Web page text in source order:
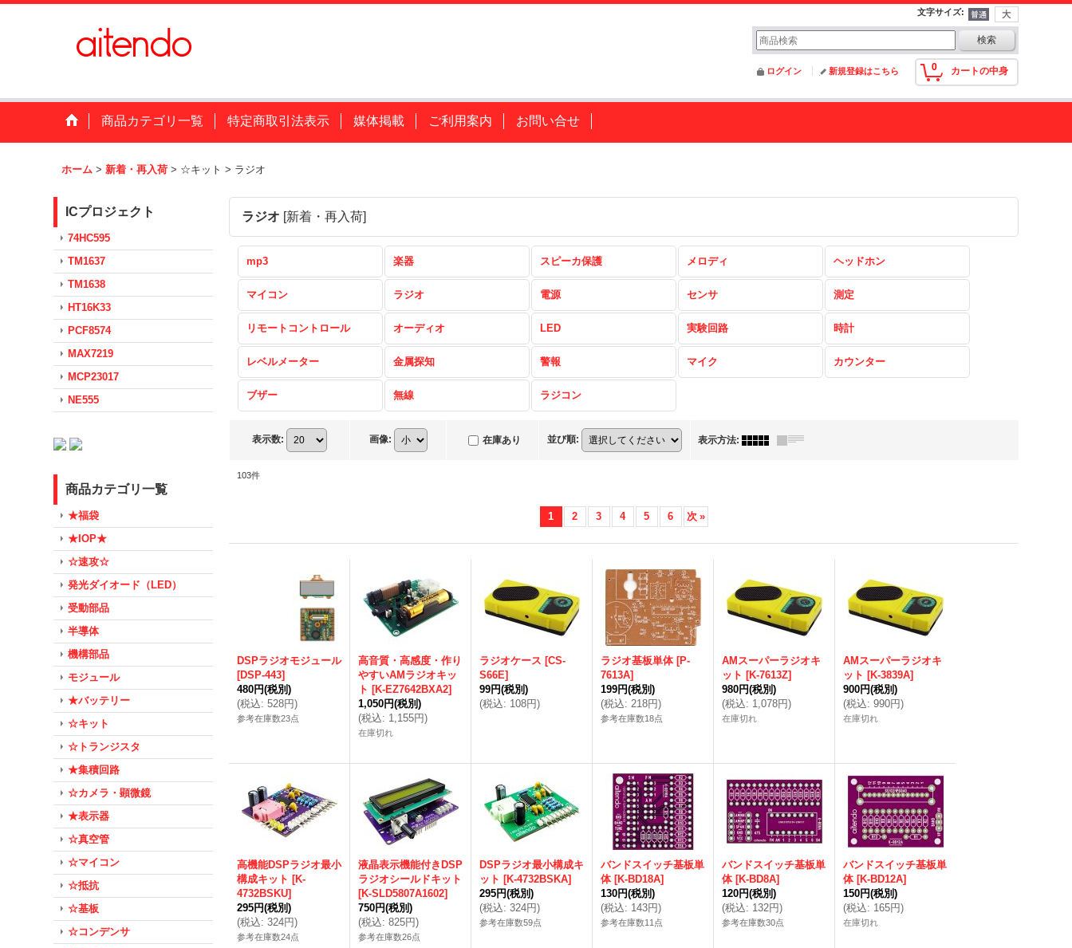
文字サイズ:
0 カートの中身
ログイン 新規登録はこちら
商品カテゴリ一覧 特定商取引法表示 媒体掲載 ご利用案内 お問い合せ
ホーム > 新着・再入荷 > ☆キット > ラジオ
ICプロジェクト
74HC595
TM1637
TM1638
HT16K33
PCF8574
MAX7219
MCP23017
NE555
商品カテゴリ一覧
★福袋
★IOP★
☆速攻☆
発光ダイオード（LED）
受動部品
半導体
機構部品
モジュール
★バッテリー
☆キット
☆トランジスタ
★集積回路
☆カメラ・顕微鏡
★表示器
☆真空管
☆マイコン
☆抵抗
☆基板
☆コンデンサ
ラジオ [新着・再入荷]
mp3 楽器 スピーカ保護 メロディ ヘッドホン
マイコン ラジオ 電源 センサ 測定
リモートコントロール オーディオ LED 実験回路 時計
レベルメーター 金属探知 警報 マイク カウンター
ブザー 無線 ラジコン
表示数: 画像: 在庫あり 並び順: 表示方法:
103件
1 2 3 4 5 6 次 »
DSPラジオモジュール
[DSP-443]
480円(税別)
(税込: 528円)
参考在庫数23点
高音質・高感度・作り
やすいAMラジオキッ
ト [K-EZ7642BXA2]
1,050円(税別)
(税込: 1,155円)
在庫切れ
ラジオケース [CS-
S66E]
99円(税別)
(税込: 108円)
ラジオ基板単体 [P-
7613A]
199円(税別)
(税込: 218円)
参考在庫数18点
AMスーパーラジオキ
ット [K-7613Z]
980円(税別)
(税込: 1,078円)
在庫切れ
AMスーパーラジオキ
ット [K-3839A]
900円(税別)
(税込: 990円)
在庫切れ
高機能DSPラジオ最小
構成キット [K-
4732BSKU]
295円(税別)
(税込: 324円)
参考在庫数24点
液晶表示機能付きDSP
ラジオシールドキット
[K-SLD5807A1602]
750円(税別)
(税込: 825円)
参考在庫数26点
DSPラジオ最小構成キ
ット [K-4732BSKA]
295円(税別)
(税込: 324円)
参考在庫数59点
バンドスイッチ基板単
体 [K-BD18A]
130円(税別)
(税込: 143円)
参考在庫数11点
バンドスイッチ基板単
体 [K-BD8A]
120円(税別)
(税込: 132円)
参考在庫数30点
バンドスイッチ基板単
体 [K-BD12A]
150円(税別)
(税込: 165円)
在庫切れ